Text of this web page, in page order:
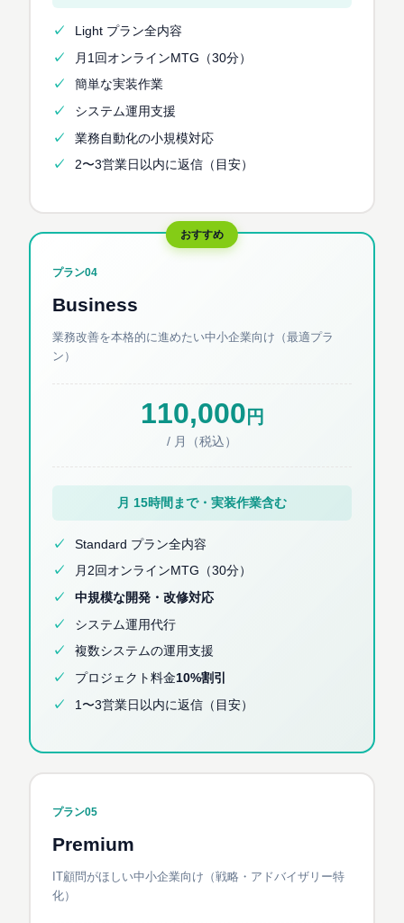
Light プラン全内容
月1回オンラインMTG（30分）
簡単な実装作業
システム運用支援
業務自動化の小規模対応
2〜3営業日以内に返信（目安）
プラン04
Business
業務改善を本格的に進めたい中小企業向け（最適プラ
ン）
110,000 円
/ 月（税込）
月 15時間まで・実装作業含む
Standard プラン全内容
月2回オンラインMTG（30分）
中規模な開発・改修対応
システム運用代行
複数システムの運用支援
プロジェクト料金10%割引
1〜3営業日以内に返信（目安）
プラン05
Premium
IT顧問がほしい中小企業向け（戦略・アドバイザリー特
化）